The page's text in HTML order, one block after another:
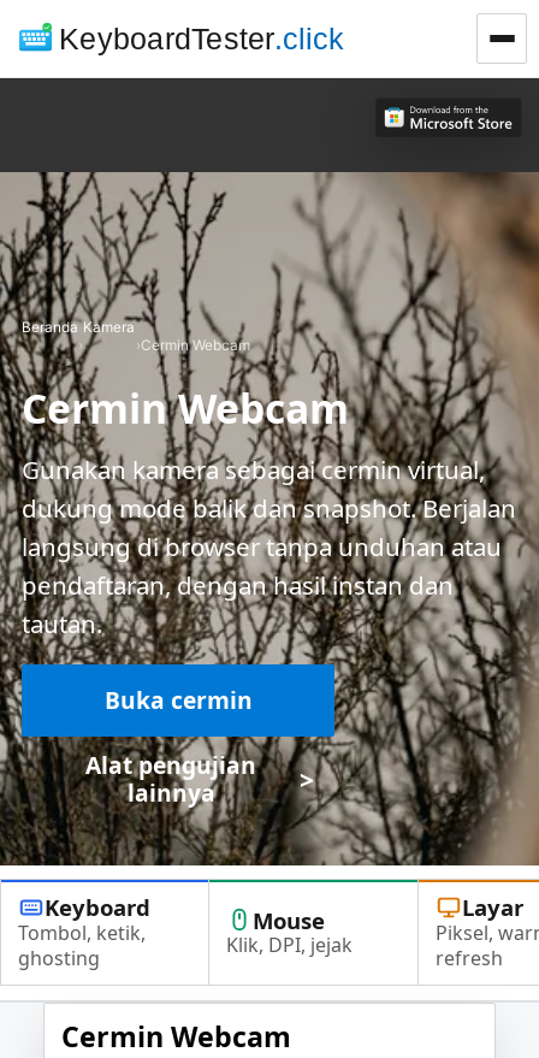
KeyboardTester.click
Beranda
›
Kamera
›Cermin Webcam
Cermin Webcam
Gunakan kamera sebagai cermin virtual,
dukung mode balik dan snapshot. Berjalan
langsung di browser tanpa unduhan atau
pendaftaran, dengan hasil instan dan
tautan.
Buka cermin
Alat pengujian
lainnya
>
Keyboard
Tombol, ketik,
ghosting
Mouse
Klik, DPI, jejak
Layar
Piksel,
refresh
Cermin Webcam